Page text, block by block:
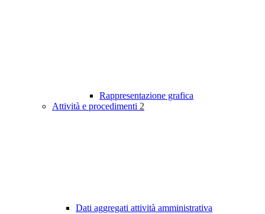
Rappresentazione grafica
Attività e procedimenti 2
Dati aggregati attività amministrativa